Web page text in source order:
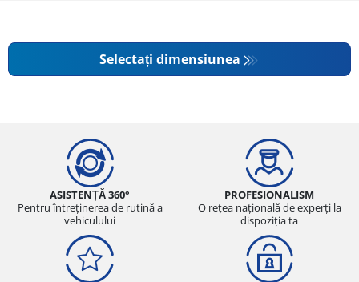
Selectați dimensiunea
ASISTENȚĂ 360°
Pentru întreținerea de rutină a
vehiculului
PROFESIONALISM
O rețea națională de experți la
dispoziția ta